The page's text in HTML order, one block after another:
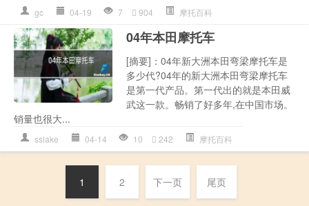
gc 04-19 7 904 摩托百科
04年本田摩托车
[摘要]：04年新大洲本田弯梁摩托车是
多少代?04年的新大洲本田弯梁摩托车
是第一代产品。第一代出的就是本田威
武这一款。畅销了好多年,在中国市场。
销量也很大...
sslake 04-14 10 242 摩托百科
1 2 下一页 尾页